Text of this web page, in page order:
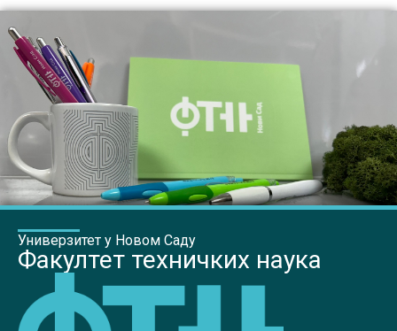
Универзитет у Новом Саду
Факултет техничких наука